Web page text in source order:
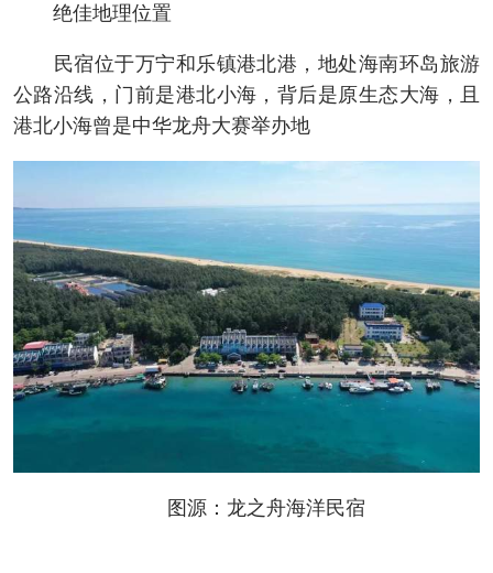
绝佳地理位置
民宿位于万宁和乐镇港北港，地处海南环岛旅游
公路沿线，门前是港北小海，背后是原生态大海，且
港北小海曾是中华龙舟大赛举办地
图源：龙之舟海洋民宿